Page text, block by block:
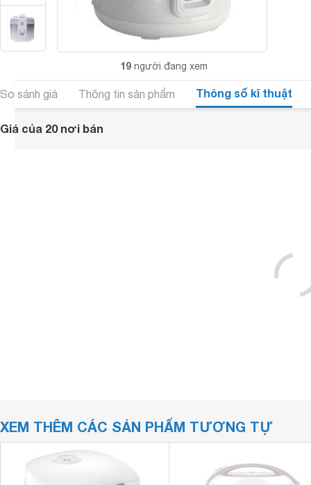
19 người đang xem
So sánh giá Thông tin sản phẩm Thông số kĩ thuật
Giá của 20 nơi bán
XEM THÊM CÁC SẢN PHẨM TƯƠNG TỰ